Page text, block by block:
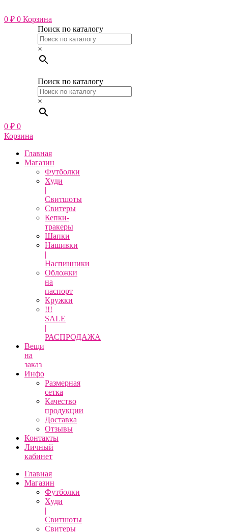
к
содержимому
0 ₽ 0 Корзина
Поиск по каталогу
×
Поиск по каталогу
×
0 ₽ 0
Корзина
Главная
Магазин
Футболки
Худи
|
Свитшоты
Свитеры
Кепки-
тракеры
Шапки
Нашивки
|
Наспинники
Обложки
на
паспорт
Кружки
!!!
SALE
|
РАСПРОДАЖА
Вещи
на
заказ
Инфо
Размерная
сетка
Качество
продукции
Доставка
Отзывы
Контакты
Личный
кабинет
Главная
Магазин
Футболки
Худи
|
Свитшоты
Свитеры